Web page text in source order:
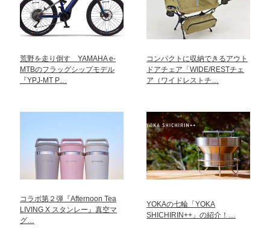
荒野を走り倒す YAMAHA e-
MTBのフラッグシップモデル
『YPJ-MT P…
コンパクトに収納できるアウト
ドアチェア「WIDE/RESTチェ
ア（ワイドレストチ…
コラボ第２弾『Afternoon Tea
LIVING X スタンレー』真空マ
グ…
YOKAの七輪「YOKA
SHICHIRIN++」の紹介！…